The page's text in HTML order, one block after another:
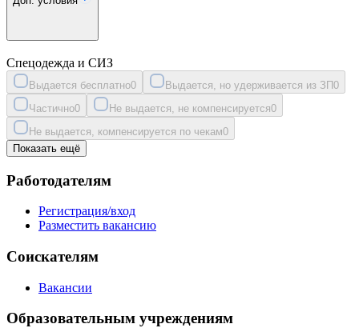
Спецодежда и СИЗ
Выдается бесплатно0 Выдается, но удерживается из ЗП0
Частично0 Не выдается, не компенсируется0
Не выдается, компенсируется по чекам0
Показать ещё
Работодателям
Регистрация/вход
Разместить вакансию
Соискателям
Вакансии
Образовательным учреждениям